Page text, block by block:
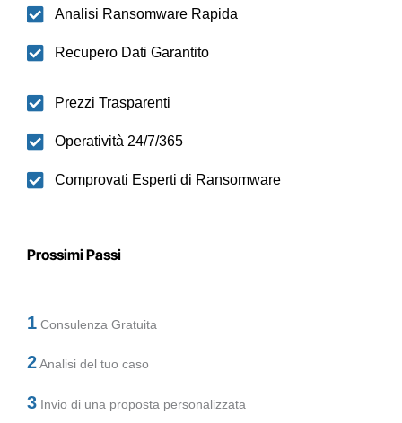
Analisi Ransomware Rapida
Recupero Dati Garantito
Prezzi Trasparenti
Operatività 24/7/365
Comprovati Esperti di Ransomware
Prossimi Passi
1 Consulenza Gratuita
2Analisi del tuo caso
3 Invio di una proposta personalizzata